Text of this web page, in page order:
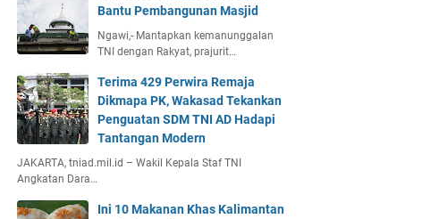
Bantu Pembangunan Masjid
Ngawi,- Mantapkan kemanunggalan
TNI dengan Rakyat, prajurit…
Terima 429 Perwira Remaja
Dikmapa PK, Wakasad Tekankan
Penguatan SDM TNI AD Hadapi
Tantangan Modern
JAKARTA, tniad.mil.id – Wakil Kepala Staf TNI
Angkatan Dara…
Ini 10 Makanan Khas Kalimantan